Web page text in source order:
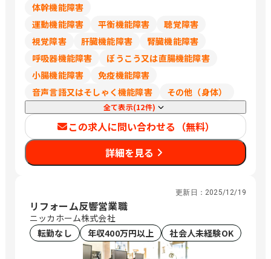
体幹機能障害
運動機能障害
平衡機能障害
聴覚障害
視覚障害
肝臓機能障害
腎臓機能障害
呼吸器機能障害
ぼうこう又は直腸機能障害
小腸機能障害
免疫機能障害
音声言語又はそしゃく機能障害
その他（身体）
全て表示(12件)
この求人に問い合わせる（無料）
詳細を見る
更新日： 2025/12/19
リフォーム反響営業職
ニッカホーム株式会社
転勤なし
年収400万円以上 社会人未経験OK